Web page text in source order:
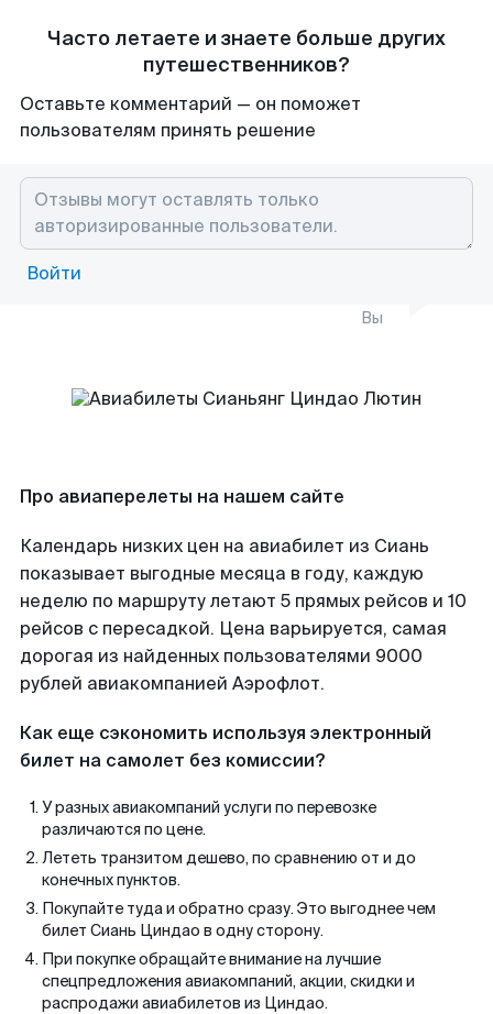
Часто летаете и знаете больше других
путешественников?
Оставьте комментарий — он поможет
пользователям принять решение
Войти
Вы
Про авиаперелеты на нашем сайте
Календарь низких цен на авиабилет из Сиань
показывает выгодные месяца в году, каждую
неделю по маршруту летают 5 прямых рейсов и 10
рейсов с пересадкой. Цена варьируется, самая
дорогая из найденных пользователями 9000
рублей авиакомпанией Аэрофлот.
Как еще сэкономить используя электронный
билет на самолет без комиссии?
У разных авиакомпаний услуги по перевозке
различаются по цене.
Лететь транзитом дешево, по сравнению от и до
конечных пунктов.
Покупайте туда и обратно сразу. Это выгоднее чем
билет Сиань Циндао в одну сторону.
При покупке обращайте внимание на лучшие
спецпредложения авиакомпаний, акции, скидки и
распродажи авиабилетов из Циндао.